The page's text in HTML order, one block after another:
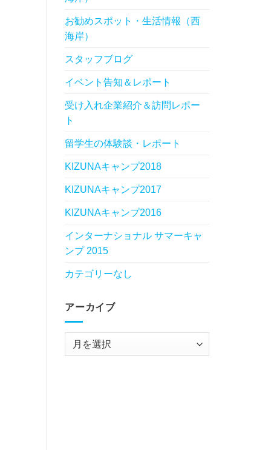
お勧めスポット・生活情報（西
海岸）
スタッフブログ
イベント告知＆レポート
受け入れ企業紹介＆訪問レポー
ト
留学生の体験談・レポート
KIZUNAキャンプ2018
KIZUNAキャンプ2017
KIZUNAキャンプ2016
インターナショナル サマーキャ
ンプ 2015
カテゴリーなし
アーカイブ